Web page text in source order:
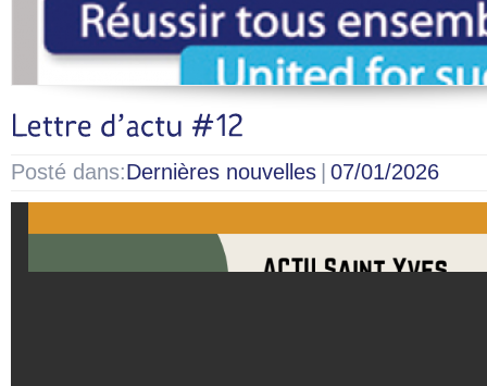
Posté dans:Dernières nouvelles 07/01/2026